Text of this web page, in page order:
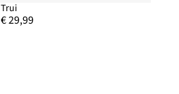
Trui
€ 29,99